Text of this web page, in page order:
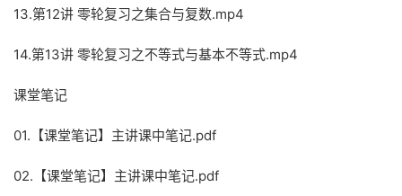
13.第12讲 零轮复习之集合与复数.mp4
14.第13讲 零轮复习之不等式与基本不等式.mp4
课堂笔记
01.【课堂笔记】主讲课中笔记.pdf
02.【课堂笔记】主讲课中笔记.pdf